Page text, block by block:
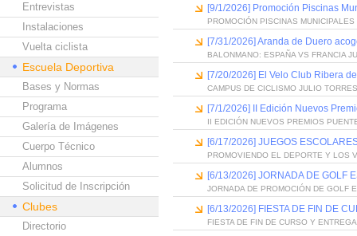
Entrevistas
Instalaciones
Vuelta ciclista
Escuela Deportiva
Bases y Normas
Programa
Galería de Imágenes
Cuerpo Técnico
Alumnos
Solicitud de Inscripción
Clubes
Directorio
[9/1/2026] Promoción Piscinas
PROMOCIÓN PISCINAS
[7/31/2026] Aranda de Duero
BALONMANO: ESPAÑA VS FRANCIA
[7/20/2026] El Velo Club Ribera
CAMPUS DE CICLISMO JULIO
[7/1/2026] II Edición Nuevos
II EDICIÓN NUEVOS PREMIOS
[6/17/2026] JUEGOS
PROMOVIENDO EL DEPORTE Y LOS
[6/13/2026] JORNADA DE GOLF
JORNADA DE PROMOCIÓN DE GOLF
[6/13/2026] FIESTA DE FIN DE
FIESTA DE FIN DE CURSO Y